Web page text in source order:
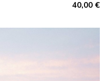
40,00 €